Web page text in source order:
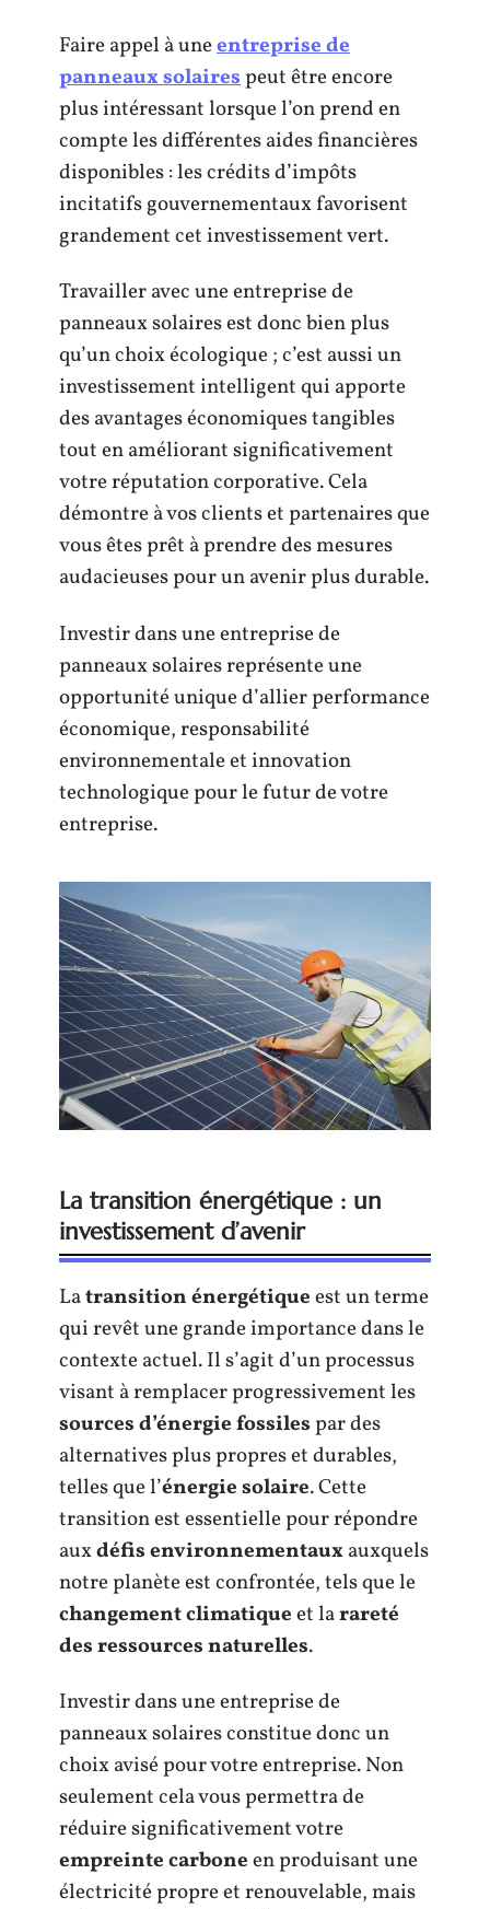
Faire appel à uneentreprise de
panneaux solairespeut être encore
plus intéressant lorsque l’on prend en
compte les différentes aides financières
disponibles : les crédits d’impôts
incitatifs gouvernementaux favorisent
grandement cet investissement vert.
Travailler avec une entreprise de
panneaux solaires est donc bien plus
qu’un choix écologique ; c’est aussi un
investissement intelligent qui apporte
des avantages économiques tangibles
tout en améliorant significativement
votre réputation corporative. Cela
démontre à vos clients et partenaires que
vous êtes prêt à prendre des mesures
audacieuses pour un avenir plus durable.
Investir dans une entreprise de
panneaux solaires représente une
opportunité unique d’allier performance
économique, responsabilité
environnementale et innovation
technologique pour le futur de votre
entreprise.
La transition énergétique : un
investissement d’avenir
Latransition énergétiqueest un terme
qui revêt une grande importance dans le
contexte actuel. Il s’agit d’un processus
visant à remplacer progressivement les
sources d’énergie fossilespar des
alternatives plus propres et durables,
telles que l’énergie solaire. Cette
transition est essentielle pour répondre
auxdéfis environnementauxauxquels
notre planète est confrontée, tels que le
changement climatiqueet larareté
des ressources naturelles.
Investir dans une entreprise de
panneaux solaires constitue donc un
choix avisé pour votre entreprise. Non
seulement cela vous permettra de
réduire significativement votre
empreinte carboneen produisant une
électricité propre et renouvelable, mais